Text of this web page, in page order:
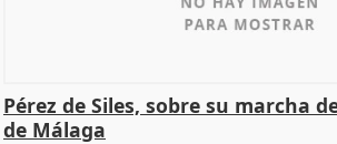
Pérez de Siles, sobre su marcha
de Málaga